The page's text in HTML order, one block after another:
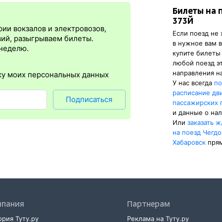
Электронная регистрация
— это
преимущество в том, что не требуется быть на вокзале и
доступна почти для всех заказов,
исключение составляют
понадобится оригинал удостоверения личности, указанный
электронной регистрации еще и распечатка
вокзалов и электровозов,
разыгрываем билеты.
моих персональных данных
Подписаться
Билеты на
373Й
Если поезд не
в нужное вам
купите
любой поезд
направления
У нас всегда
расписание
пассажирских
и данные о
Илизаказать
на поезд
Хабаровск
Туту.ру
Партнерам
Реклама на Туту.ру